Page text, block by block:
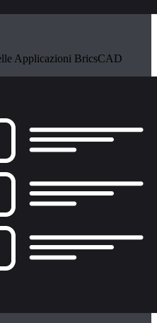
Applicazioni BricsCAD